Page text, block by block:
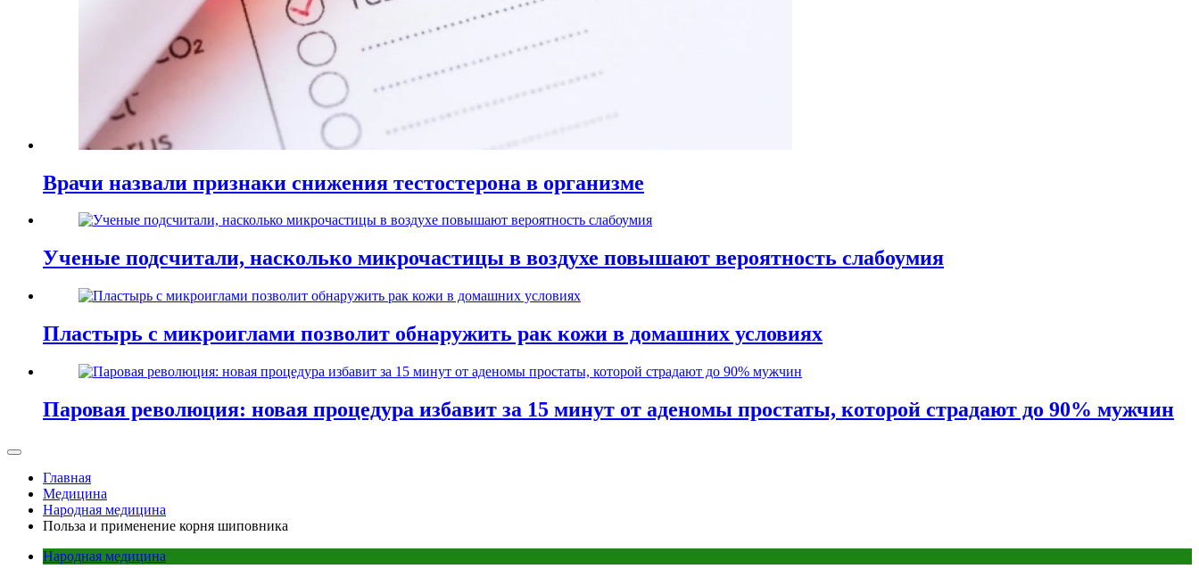
Врачи назвали признаки снижения тестостерона в организме
Ученые подсчитали, насколько микрочастицы в воздухе повышают вероятность слабоумия
Пластырь с микроиглами позволит обнаружить рак кожи в домашних условиях
Паровая революция: новая процедура избавит за 15 минут от аденомы простаты, которой страдают до 90% мужчин
Главная
Медицина
Народная медицина
Польза и применение корня шиповника
Народная медицина